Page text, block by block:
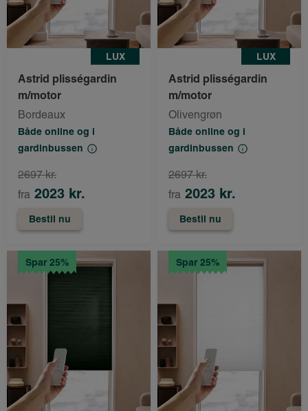
LUX
Astrid plisségardin
m/motor
Bordeaux
Både online og i
gardinbussen
fra 2023 kr.
2697 kr.
Bestil nu
LUX
Astrid plisségardin
m/motor
Olivengrøn
Både online og i
gardinbussen
fra 2023 kr.
2697 kr.
Bestil nu
Spar 25% Spar 25%